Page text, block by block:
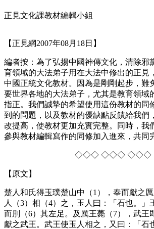
正見文化課教材編輯小組
【正見網2007年08月18日】
編者按：為了弘揚中國神傳文化，清除邪
育領域的大法弟子用在大法中修出的正見
中國正統文化教材。因為是剛剛起步，難
要世界各地的大法弟子，尤其是教育領域
指正。我們誠摯的希望使用這份教材的同
到的問題，以及教材的優缺點反饋給我們
改提高，使教材更加充實完整。同時，我
參與教材編輯寫作的同修加入進來，共同
◇◇◇ ◇◇◇ ◇◇◇
【原文】
楚人和氏得玉璞楚山中（1），奉而獻之
人（3）相（4）之，玉人曰：「石也。」
而刖（6）其左足。及厲王薨（7），武王
獻之武王。武王使玉人相之，又曰：「石